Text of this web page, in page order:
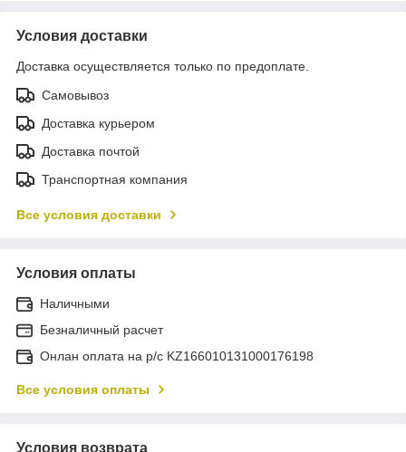
Условия доставки
Доставка осуществляется только по предоплате.
Самовывоз
Доставка курьером
Доставка почтой
Транспортная компания
Все условия доставки
Условия оплаты
Наличными
Безналичный расчет
Онлан оплата на р/с KZ166010131000176198
Все условия оплаты
Условия возврата